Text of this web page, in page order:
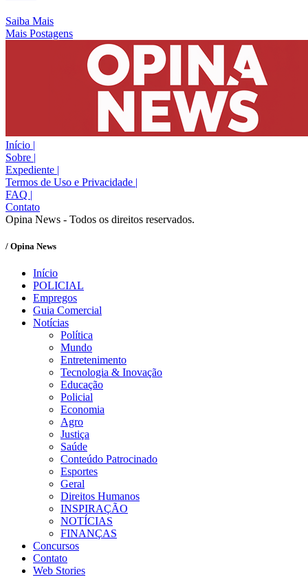
Saiba Mais
Mais Postagens
Início |
Sobre |
Expediente |
Termos de Uso e Privacidade |
FAQ |
Contato
Opina News - Todos os direitos reservados.
/ Opina News
Início
POLICIAL
Empregos
Guia Comercial
Notícias
Política
Mundo
Entretenimento
Tecnologia & Inovação
Educação
Policial
Economia
Agro
Justiça
Saúde
Conteúdo Patrocinado
Esportes
Geral
Direitos Humanos
INSPIRAÇÃO
NOTÍCIAS
FINANÇAS
Concursos
Contato
Web Stories